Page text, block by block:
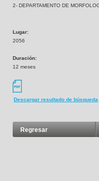
2- DEPARTAMENTO DE
Lugar:
2056
Duración:
12 meses
Descargar resultado de búsqueda
Regresar